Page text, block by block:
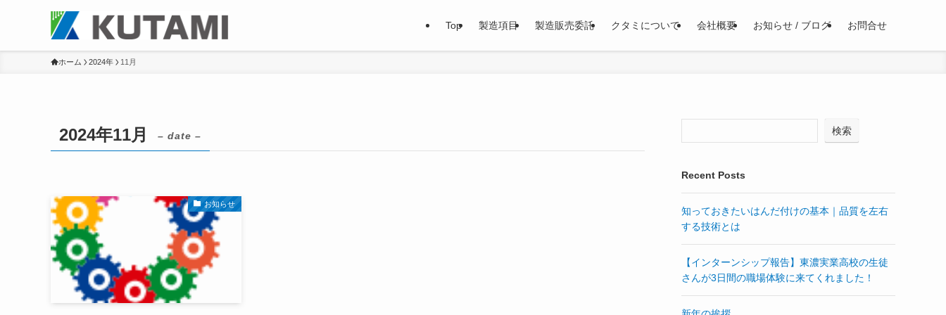
Top 製造項目 製造販売委託 クタミについて 会社概要 お知らせ / ブログ お問合せ
ホーム 2024年 11月
2024年11月 – date –
お知らせ
検索
Recent Posts
知っておきたいはんだ付けの基本｜品質を左右
する技術とは
【インターンシップ報告】東濃実業高校の生徒
さんが3日間の職場体験に来てくれました！